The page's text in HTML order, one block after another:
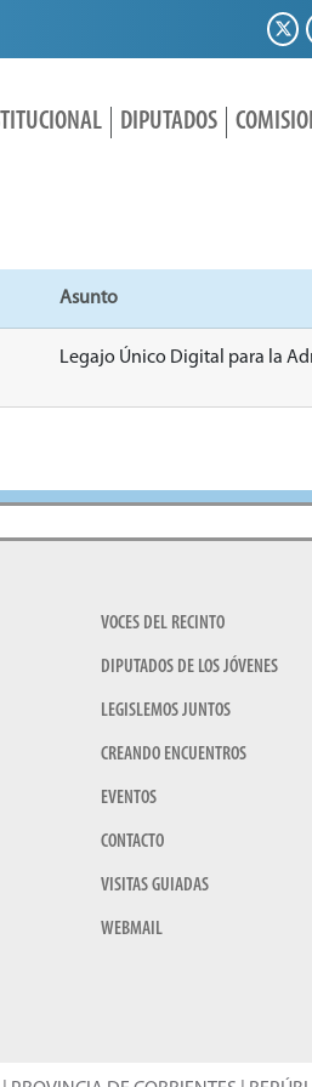
DIPUTADOS
Asunto
Legajo Único Digital para la
VOCES DEL RECINTO
DIPUTADOS DE LOS JÓVENES
LEGISLEMOS JUNTOS
CREANDO ENCUENTROS
EVENTOS
CONTACTO
VISITAS GUIADAS
WEBMAIL